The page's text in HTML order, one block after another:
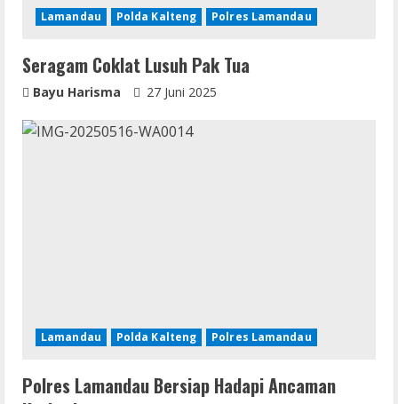
i
n
g
Lamandau Polda Kalteng Polres Lamandau
Seragam Coklat Lusuh Pak Tua
Bayu Harisma 27 Juni 2025
Lamandau Polda Kalteng Polres Lamandau
Polres Lamandau Bersiap Hadapi Ancaman